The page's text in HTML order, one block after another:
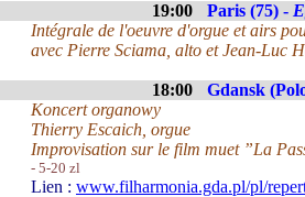
19:00 Paris (75) -
Intégrale de l'oeuvre d'orgue et airs
avec Pierre Sciama, alto et Jean-Luc
18:00 Gdansk
Koncert organowy
Thierry Escaich, orgue
Improvisation sur le film muet ”La
- 5-20 zl
Lien : www.filharmonia.gda.pl/pl/